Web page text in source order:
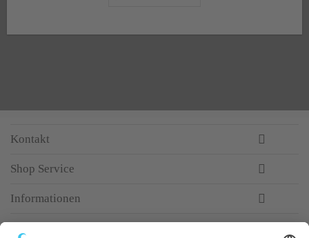
Kontakt
Shop Service
Informationen